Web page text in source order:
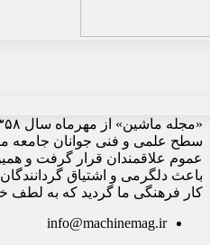
سطح علمی و فنی جوانان جامعه
عموم علاقمندان قرار گرفت و
باعث دلگرمی و اشتیاق
کار فرهنگی ما گردید که به لطف
info@machinemag.ir